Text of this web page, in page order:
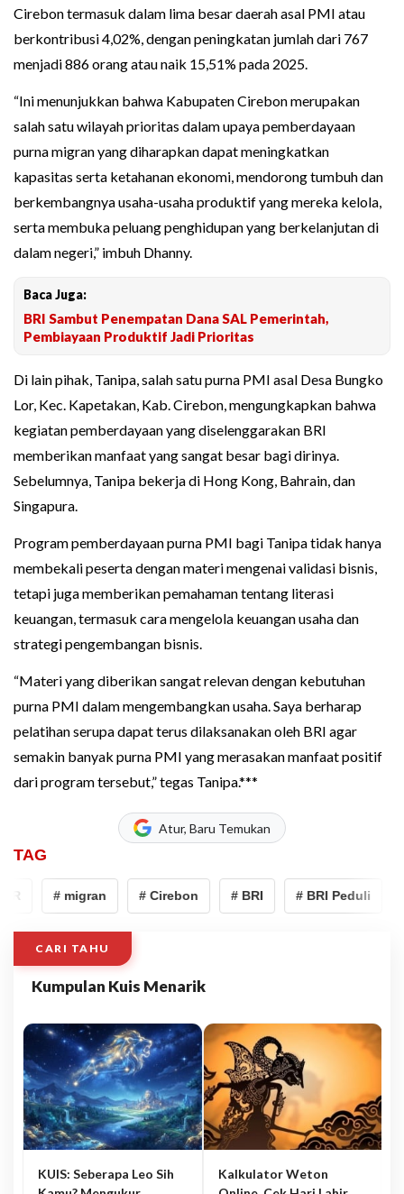
Cirebon termasuk dalam lima besar daerah asal PMI atau
berkontribusi 4,02%, dengan peningkatan jumlah dari 767
menjadi 886 orang atau naik 15,51% pada 2025.
“Ini menunjukkan bahwa Kabupaten Cirebon merupakan
salah satu wilayah prioritas dalam upaya pemberdayaan
purna migran yang diharapkan dapat meningkatkan
kapasitas serta ketahanan ekonomi, mendorong tumbuh dan
berkembangnya usaha-usaha produktif yang mereka kelola,
serta membuka peluang penghidupan yang berkelanjutan di
dalam negeri,” imbuh Dhanny.
Baca Juga:
BRI Sambut Penempatan Dana SAL Pemerintah,
Pembiayaan Produktif Jadi Prioritas
Di lain pihak, Tanipa, salah satu purna PMI asal Desa Bungko
Lor, Kec. Kapetakan, Kab. Cirebon, mengungkapkan bahwa
kegiatan pemberdayaan yang diselenggarakan BRI
memberikan manfaat yang sangat besar bagi dirinya.
Sebelumnya, Tanipa bekerja di Hong Kong, Bahrain, dan
Singapura.
Program pemberdayaan purna PMI bagi Tanipa tidak hanya
membekali peserta dengan materi mengenai validasi bisnis,
tetapi juga memberikan pemahaman tentang literasi
keuangan, termasuk cara mengelola keuangan usaha dan
strategi pengembangan bisnis.
“Materi yang diberikan sangat relevan dengan kebutuhan
purna PMI dalam mengembangkan usaha. Saya berharap
pelatihan serupa dapat terus dilaksanakan oleh BRI agar
semakin banyak purna PMI yang merasakan manfaat positif
dari program tersebut,” tegas Tanipa.***
Atur, Baru Temukan
TAG
# migran # Cirebon # BRI # BRI Peduli
CARI TAHU
Kumpulan Kuis Menarik
KUIS: Seberapa Leo Sih
Kalkulator Weton